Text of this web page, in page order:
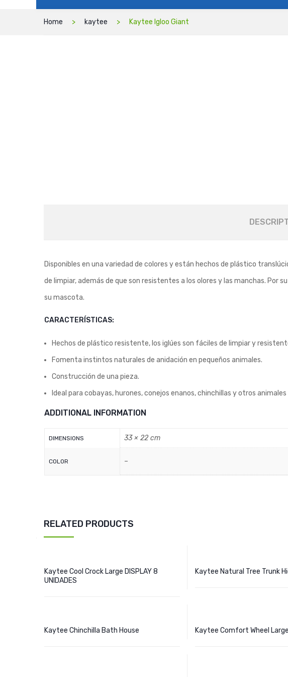
Home kaytee Kaytee Igloo Giant
Disponibles en una variedad de colores y están hechos de plástico
de limpiar, además de que son resistentes a los olores y las manchas. Por
su mascota.
CARACTERÍSTICAS:
Hechos de plástico resistente, los iglúes son fáciles de limpiar y
Fomenta instintos naturales de anidación en pequeños animales.
Construcción de una pieza.
Ideal para cobayas, hurones, conejos enanos, chinchillas y otros
ADDITIONAL INFORMATION
DIMENSIONS 33 × 22 cm
COLOR –
RELATED PRODUCTS
Kaytee Cool Crock Large DISPLAY 8
UNIDADES
Kaytee Natural Tree Trunk
Kaytee Chinchilla Bath House Kaytee Comfort Wheel